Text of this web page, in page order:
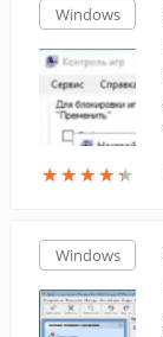
Windows
★★★★★
★★★★★
Windows